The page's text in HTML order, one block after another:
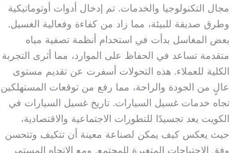
مجال التكنولوجيا والخدمات. تم إدخال أدوات أوتوماتيكية
وطرق صديقة للبيئة، مما زاد من كفاءة وفعالية الغسيل.
بعض المغاسل بدأت في استخدام أنظمة تصفية مياه
متقدمة تساعد في الحفاظ على الموارد، مما أثرى التجربة
الكلية للعملاء. هذه التحولات أسفرت عن تقديم مستوى
عالٍ من الجودة والراحة، مما رفع من توقعات المستهلكين
تجاه خدمات غسيل السيارات. تاريخ غسيل السيارات في
الكويت يعد تجسيدًا للتطورات الاجتماعية والاقتصادية،
حيث يعكس كيف يمكن لصناعة معينة أن تتكيف وتتحسن
وفق الاحتياجات المتغيرة للمجتمع. ومع الاتجاه المستمر